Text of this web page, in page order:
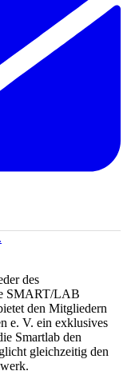
des
SMART/LAB
den Mitgliedern
e. V. ein exklusives
Smartlab den
gleichzeitig den